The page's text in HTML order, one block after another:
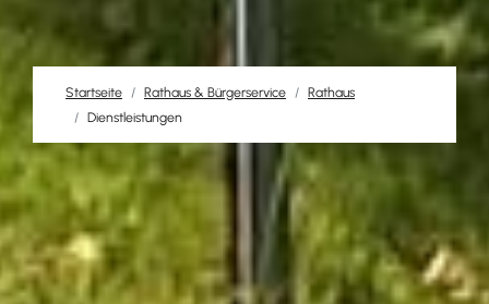
Startseite Rathaus & Bürgerservice
Rathaus
Dienstleistungen